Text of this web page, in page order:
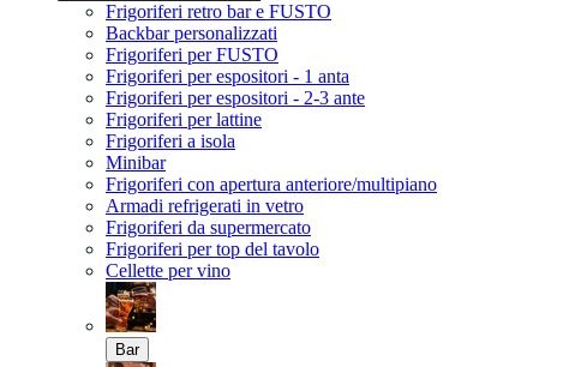
Frigoriferi retro bar e FUSTO
Backbar personalizzati
Frigoriferi per FUSTO
Frigoriferi per espositori - 1 anta
Frigoriferi per espositori - 2-3 ante
Frigoriferi per lattine
Frigoriferi a isola
Minibar
Frigoriferi con apertura anteriore/multipiano
Armadi refrigerati in vetro
Frigoriferi da supermercato
Frigoriferi per top del tavolo
Cellette per vino
Bar